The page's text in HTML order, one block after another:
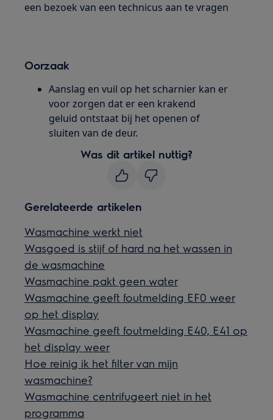
een bezoek van een technicus aan te vragen
Oorzaak
Aanslag en vuil op het scharnier kan er
voor zorgen dat er een krakend
geluid ontstaat bij het openen of
sluiten van de deur.
Was dit artikel nuttig?
Gerelateerde artikelen
Wasmachine werkt niet
Wasgoed is stijf of hard na het wassen in
de wasmachine
Wasmachine pakt geen water
Wasmachine geeft foutmelding EF0 weer
op het display
Wasmachine geeft foutmelding E40, E41 op
het display weer
Hoe reinig ik het filter van mijn
wasmachine?
Wasmachine centrifugeert niet in het
programma